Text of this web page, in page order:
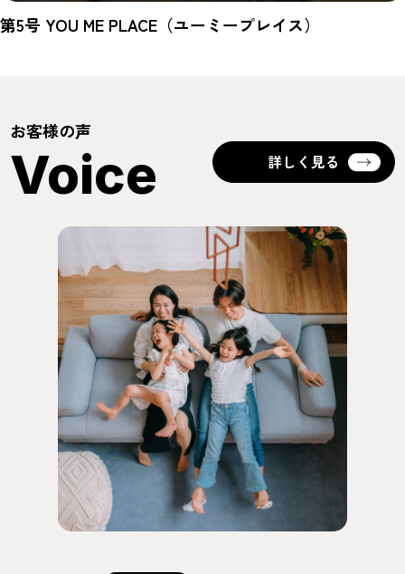
第5号 YOU ME PLACE（ユーミープレイス）
お客様の声
Voice 詳しく見る